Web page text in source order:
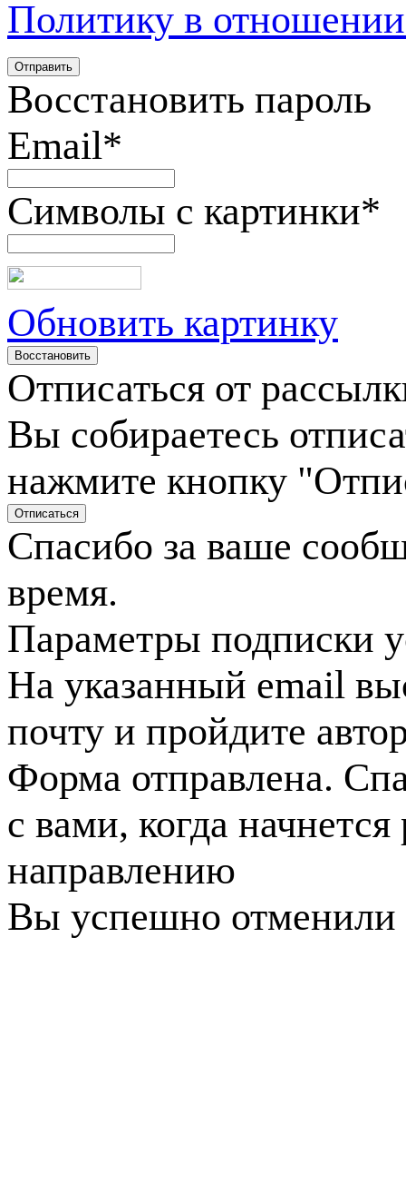
Политику в
Восстановить пароль
Email*
Символы с картинки*
Обновить картинку
Отписаться от
Вы собираетесь
нажмите кнопку
Спасибо за ваше
время.
Параметры подписки
На указанный email
почту и пройдите
Форма отправлена.
с вами, когда
направлению
Вы успешно отменили